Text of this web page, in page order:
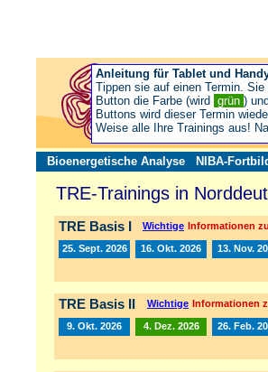
Bioenergetische Analyse NIBA-
TRE-Trainings in
TRE Basis I Wichtige Informationen
25. Sept. 2026 16. Okt. 2026 13. Nov.
TRE Basis II Wichtige Informationen
9. Okt. 2026 4. Dez. 2026 26. Feb.
Anleitung für Tablet und
Tippen sie auf einen Termin. Sie
Button die Farbe (wird grün )
Buttons wird dieser Termin
Weise alle Ihre Trainings aus!